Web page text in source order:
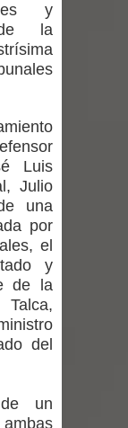
a
Familia
a
la
U.
interés
el
y
de la
Luis
Julio
una
por
el
y
de la
del
un